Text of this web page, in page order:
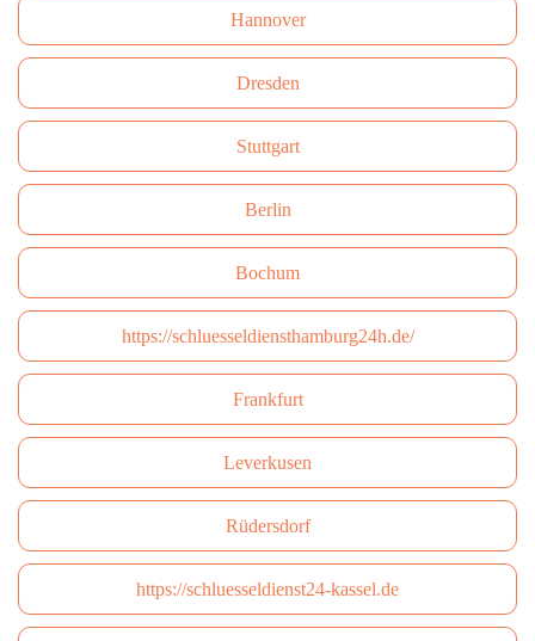
Hannover
Dresden
Stuttgart
Berlin
Bochum
https://schluesseldiensthamburg24h.de/
Frankfurt
Leverkusen
Rüdersdorf
https://schluesseldienst24-kassel.de